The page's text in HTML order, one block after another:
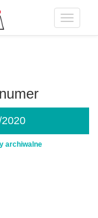
Toggle
archiwalne